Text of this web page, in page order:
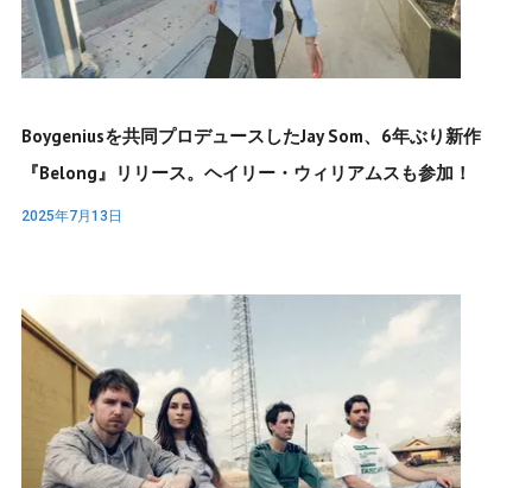
Boygeniusを共同プロデュースしたJay Som、6年ぶり新作
『Belong』リリース。ヘイリー・ウィリアムスも参加！
2025年7月13日